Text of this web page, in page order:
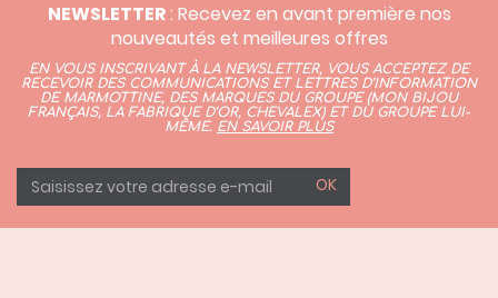
NEWSLETTER: Recevez en avant première nos
nouveautés et meilleures offres
EN VOUS INSCRIVANT À LA NEWSLETTER, VOUS ACCEPTEZ DE
RECEVOIR DES COMMUNICATIONS ET LETTRES D’INFORMATION
DE MARMOTTINE, DES MARQUES DU GROUPE (MON BIJOU
FRANÇAIS, LA FABRIQUE D’OR, CHEVALEX)ET DU GROUPE LUI-
MÊME. EN SAVOIR PLUS
OK